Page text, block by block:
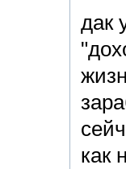
дак
как